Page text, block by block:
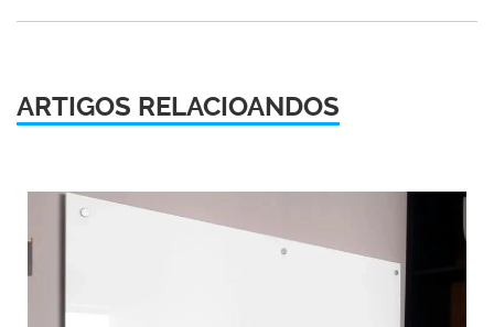
ARTIGOS RELACIOANDOS